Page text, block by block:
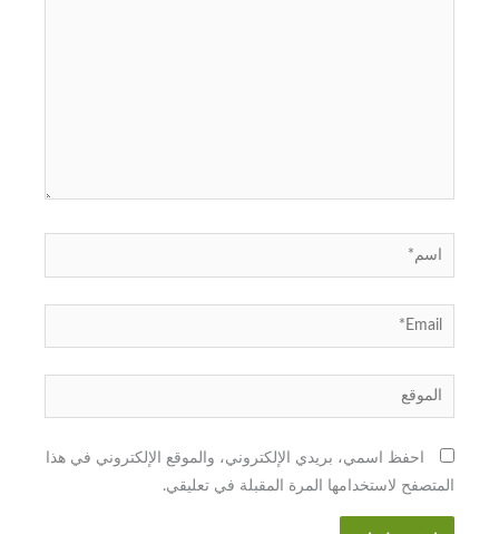
اسم*
Email*
الموقع
احفظ اسمي، بريدي الإلكتروني، والموقع الإلكتروني في هذا
المتصفح لاستخدامها المرة المقبلة في تعليقي.